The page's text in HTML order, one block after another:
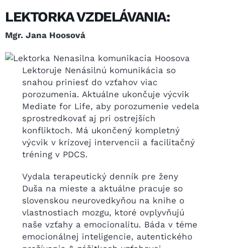
LEKTORKA VZDELÁVANIA:
Mgr. Jana Hoosová
Lektoruje Nenásilnú komunikácia so
snahou priniesť do vzťahov viac
porozumenia. Aktuálne ukončuje výcvik
Mediate for Life, aby porozumenie vedela
sprostredkovať aj pri ostrejších
konfliktoch. Má ukončený kompletný
výcvik v krízovej intervencii a facilitačný
tréning v PDCS.
Vydala terapeutický denník pre ženy
Duša na mieste a aktuálne pracuje so
slovenskou neurovedkyňou na knihe o
vlastnostiach mozgu, ktoré ovplyvňujú
naše vzťahy a emocionalitu. Báda v téme
emocionálnej inteligencie, autentického